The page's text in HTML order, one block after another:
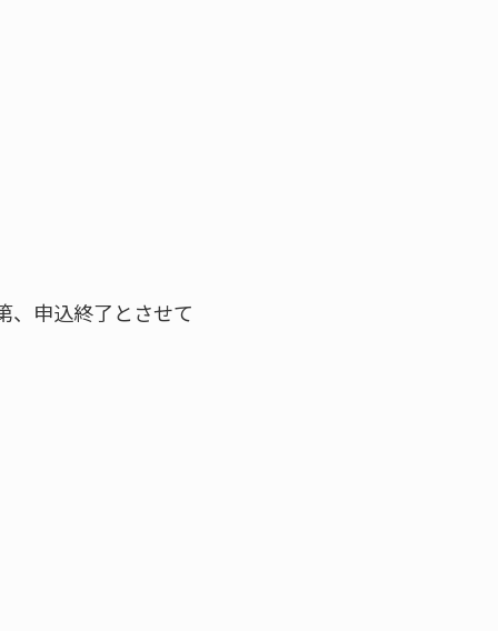
、申込終了とさせて